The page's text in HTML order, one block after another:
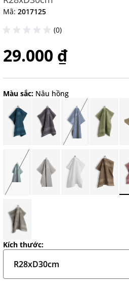
Mã: 2017125
(0)
29.000 ₫
Màu sắc: Nâu hồng
Kích thước:
R28xD30cm